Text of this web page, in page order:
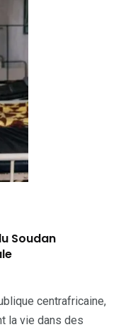
Soudan
centrafricaine,
la vie dans des